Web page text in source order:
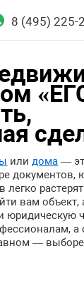
8 (495) 225-
илидома —
документов,
легко
вам объект,
юридическую
а
—